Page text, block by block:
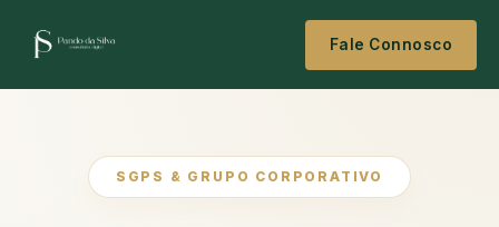
Fale Connosco
SGPS & GRUPO CORPORATIVO